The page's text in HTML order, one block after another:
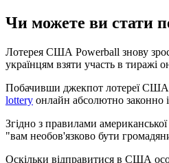
Чи можете ви стати
Лотерея США Powerball знову
українцям взяти участь в тиражі
Побачивши джекпот лотереї США
lottery онлайн абсолютно законно
Згідно з правилами
"вам необов'язково бути
Оскільки відправитися в США